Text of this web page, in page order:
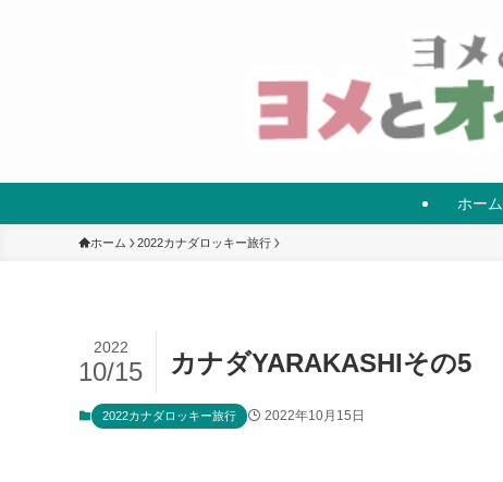
ホーム
ホーム 2022カナダロッキー旅行
カナダYARAKASHIその5
2022
10/15
2022カナダロッキー旅行 2022年10月15日